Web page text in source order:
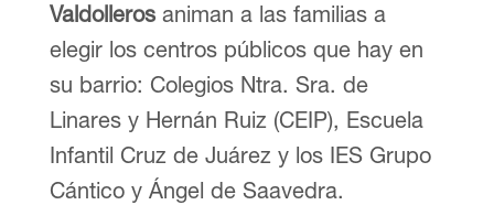
Valdollerosaniman a las familias a
elegir los centros públicos que hay en
su barrio: Colegios Ntra. Sra. de
Linares y Hernán Ruiz (CEIP), Escuela
Infantil Cruz de Juárez y los IES Grupo
Cántico y Ángel de Saavedra.